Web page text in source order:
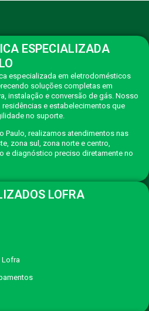
ESPECIALIZADA
especializada em eletrodomésticos
soluções completas em
instalação e conversão de gás. Nosso
e estabelecimentos que
no suporte.
Paulo, realizamos atendimentos nas
zona sul, zona norte e centro,
e diagnóstico preciso diretamente no
LOFRA
Lofra